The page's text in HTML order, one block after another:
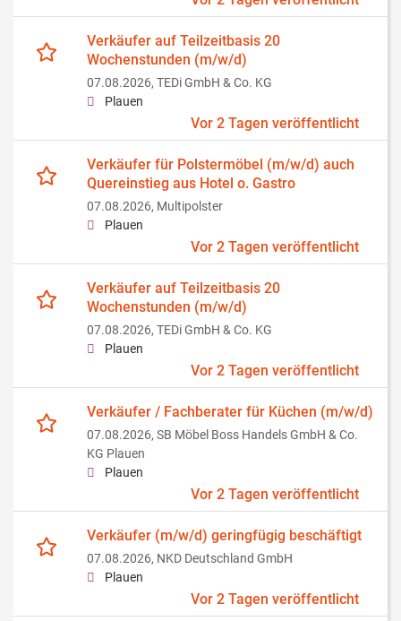
Verkäufer auf Teilzeitbasis 20
Wochenstunden (m/w/d)
07.08.2026, TEDi GmbH & Co. KG
Plauen
Vor 2 Tagen veröffentlicht
Verkäufer für Polstermöbel (m/w/d) auch
Quereinstieg aus Hotel o. Gastro
07.08.2026, Multipolster
Plauen
Vor 2 Tagen veröffentlicht
Verkäufer auf Teilzeitbasis 20
Wochenstunden (m/w/d)
07.08.2026, TEDi GmbH & Co. KG
Plauen
Vor 2 Tagen veröffentlicht
Verkäufer / Fachberater für Küchen (m/w/d)
07.08.2026, SB Möbel Boss Handels GmbH & Co.
KG Plauen
Plauen
Vor 2 Tagen veröffentlicht
Verkäufer (m/w/d) geringfügig beschäftigt
07.08.2026, NKD Deutschland GmbH
Plauen
Vor 2 Tagen veröffentlicht